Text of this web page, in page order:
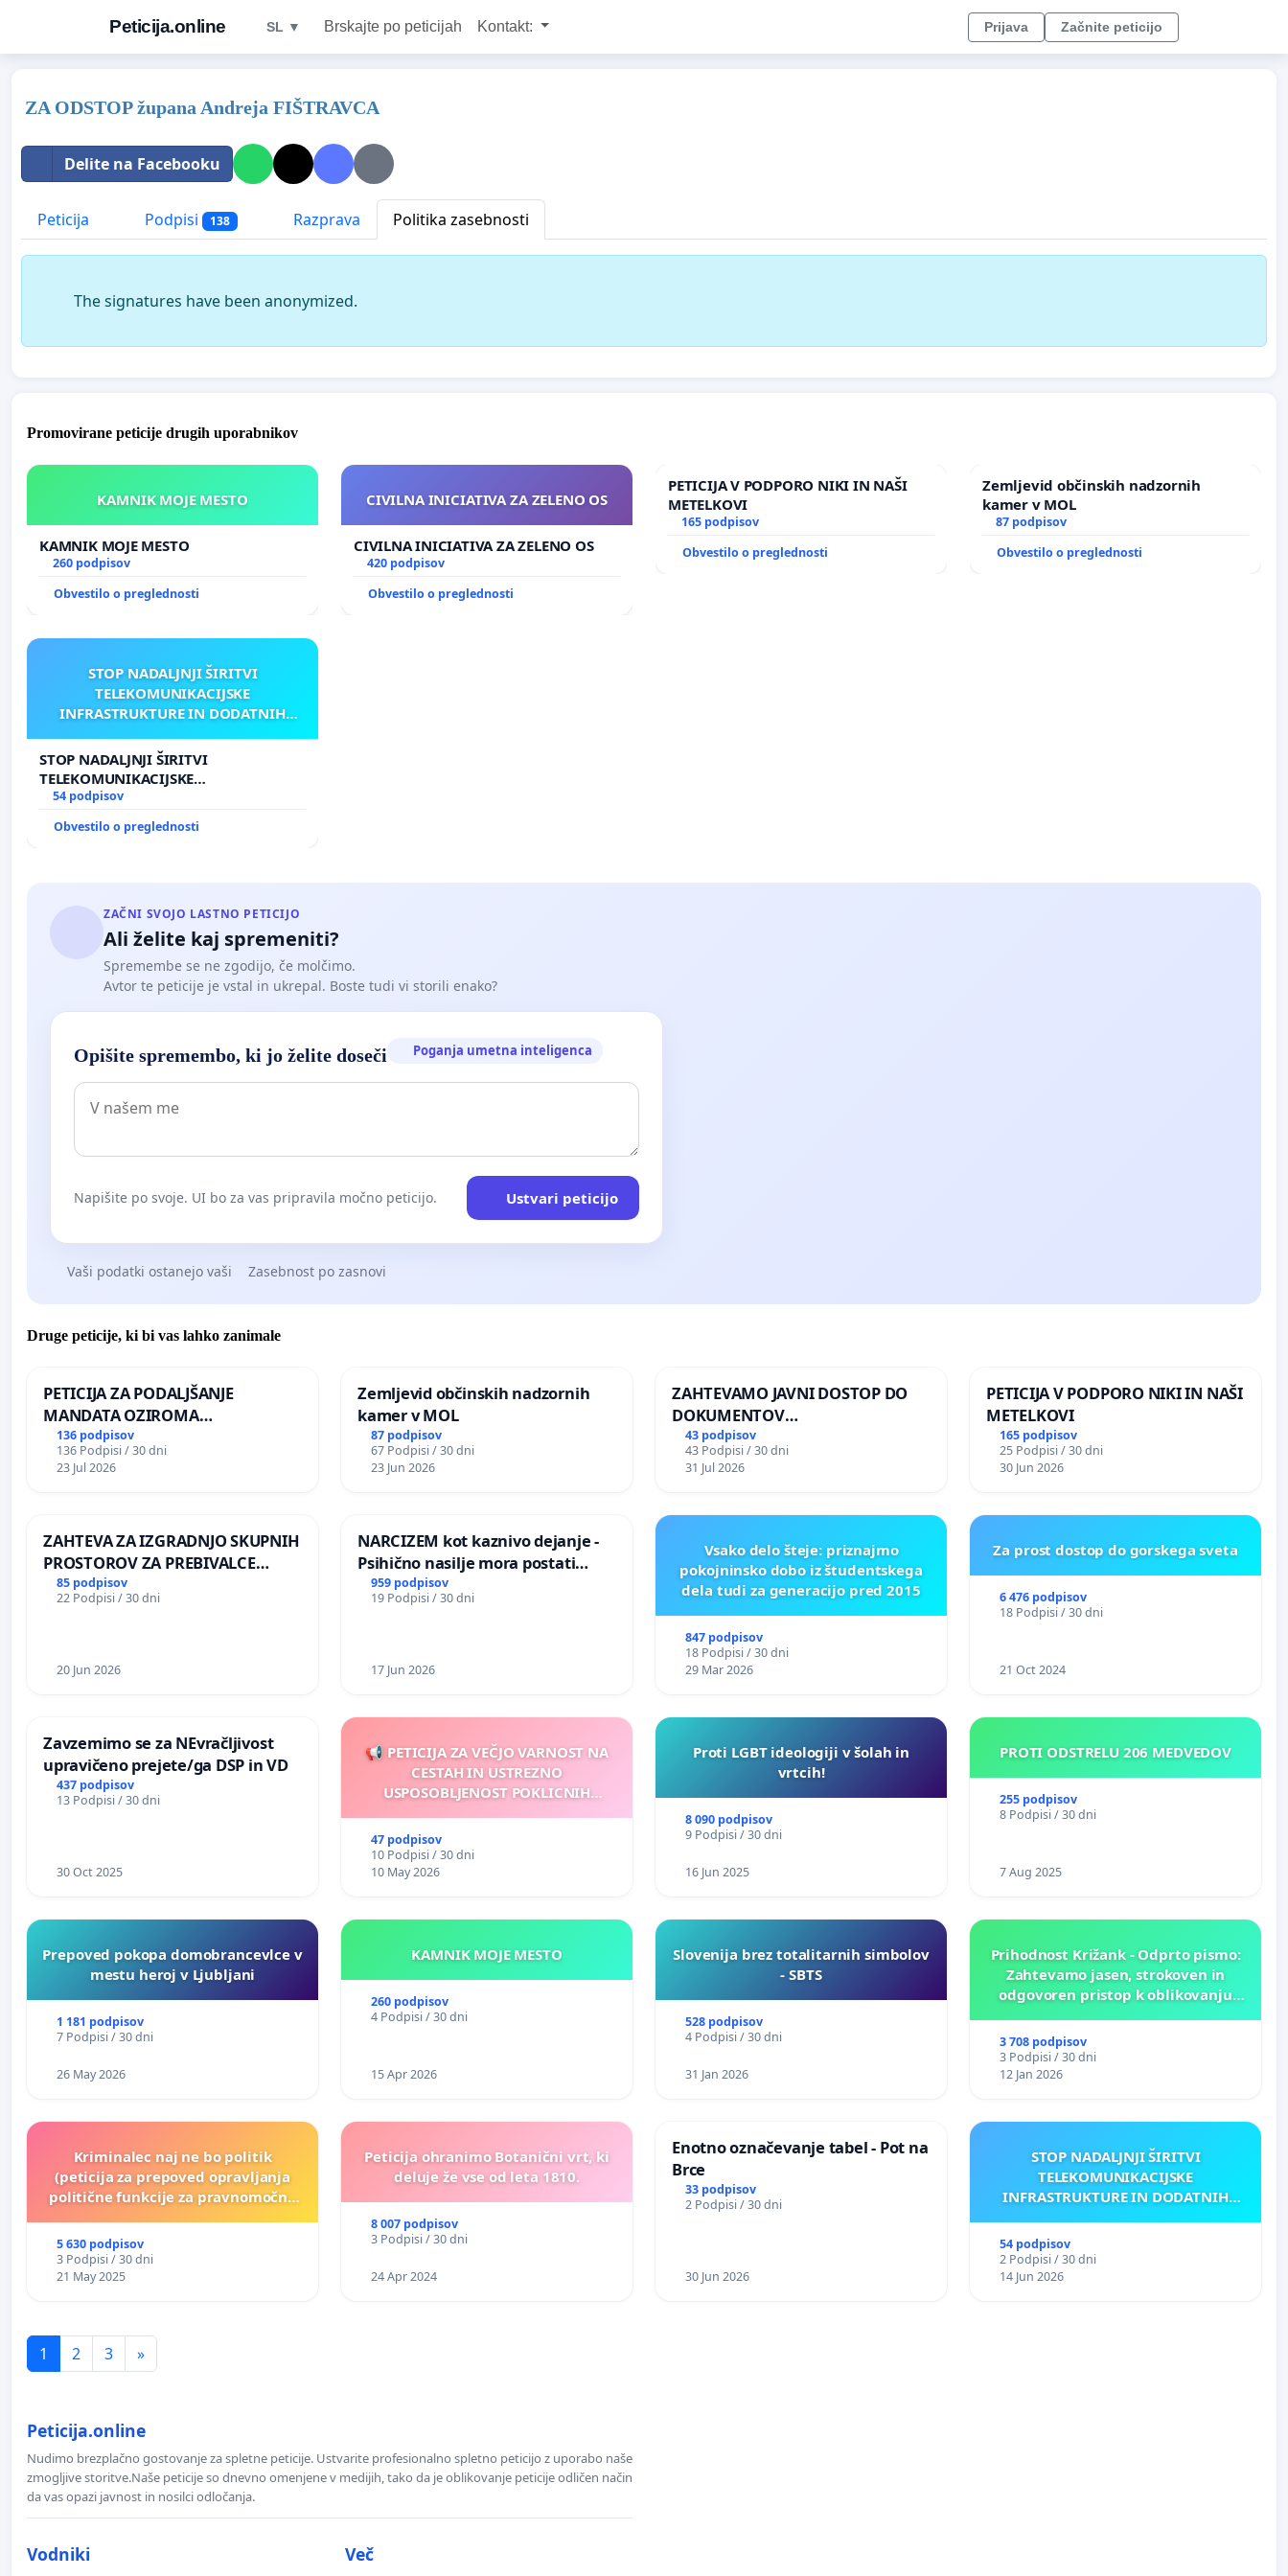
Peticija.online SL ▼ Brskajte po peticijah Kontakt: Prijava Začnite peticijo
ZA ODSTOP župana Andreja FIŠTRAVCA
Delite na Facebooku
Peticija Podpisi 138 Razprava Politika zasebnosti
The signatures have been anonymized.
Promovirane peticije drugih uporabnikov
KAMNIK MOJE MESTO
KAMNIK MOJE MESTO
260 podpisov
Obvestilo o preglednosti
CIVILNA INICIATIVA ZA ZELENO OS
CIVILNA INICIATIVA ZA ZELENO OS
420 podpisov
Obvestilo o preglednosti
PETICIJA V PODPORO NIKI IN NAŠI
METELKOVI
165 podpisov
Obvestilo o preglednosti
Zemljevid občinskih nadzornih
kamer v MOL
87 podpisov
Obvestilo o preglednosti
STOP NADALJNJI ŠIRITVI
TELEKOMUNIKACIJSKE
INFRASTRUKTURE IN DODATNIH
STOP NADALJNJI ŠIRITVI
TELEKOMUNIKACIJSKE
INFRASTRUKTURE IN DODATNIH
54 podpisov
Obvestilo o preglednosti
ZAČNI SVOJO LASTNO PETICIJO
Ali želite kaj spremeniti?
Spremembe se ne zgodijo, če molčimo.
Avtor te peticije je vstal in ukrepal. Boste tudi vi storili enako?
Opišite spremembo, ki jo želite doseči Poganja umetna inteligenca
Napišite po svoje. UI bo za vas pripravila močno peticijo. Ustvari peticijo
Vaši podatki ostanejo vaši Zasebnost po zasnovi
Druge peticije, ki bi vas lahko zanimale
PETICIJA ZA PODALJŠANJE
MANDATA OZIROMA
ČIMPREJŠNJO PONOVNO
NAPOTITEV GOSPODA BERNARDA
ŠRAJNERJA NA VELEPOSLANIŠTVO
136 podpisov
136 Podpisi / 30 dni
23 Jul 2026
Zemljevid občinskih nadzornih
kamer v MOL
87 podpisov
67 Podpisi / 30 dni
23 Jun 2026
ZAHTEVAMO JAVNI DOSTOP DO
DOKUMENTOV
PARLAMENTARNIH
PREISKOVALNIH KOMISIJ O
ILEGALNI TRGOVINI Z OROŽJEM
43 podpisov
43 Podpisi / 30 dni
31 Jul 2026
PETICIJA V PODPORO NIKI IN NAŠI
METELKOVI
165 podpisov
25 Podpisi / 30 dni
30 Jun 2026
ZAHTEVA ZA IZGRADNJO SKUPNIH
PROSTOROV ZA PREBIVALCE
KRAJEVNE SKUPNOSTI
PRESTRANEK
85 podpisov
22 Podpisi / 30 dni
20 Jun 2026
NARCIZEM kot kaznivo dejanje -
Psihično nasilje mora postati
enako prepoznano kot fizično
nasilje
959 podpisov
19 Podpisi / 30 dni
17 Jun 2026
Vsako delo šteje: priznajmo
pokojninsko dobo iz študentskega
dela tudi za generacijo pred 2015
847 podpisov
18 Podpisi / 30 dni
29 Mar 2026
Za prost dostop do gorskega sveta
6 476 podpisov
18 Podpisi / 30 dni
21 Oct 2024
Zavzemimo se za NEvračljivost
upravičeno prejete/ga DSP in VD
437 podpisov
13 Podpisi / 30 dni
30 Oct 2025
📢 PETICIJA ZA VEČJO VARNOST NA
CESTAH IN USTREZNO
USPOSOBLJENOST POKLICNIH
47 podpisov
10 Podpisi / 30 dni
10 May 2026
Proti LGBT ideologiji v šolah in
vrtcih!
8 090 podpisov
9 Podpisi / 30 dni
16 Jun 2025
PROTI ODSTRELU 206 MEDVEDOV
255 podpisov
8 Podpisi / 30 dni
7 Aug 2025
Prepoved pokopa domobrancevlce v
mestu heroj v Ljubljani
1 181 podpisov
7 Podpisi / 30 dni
26 May 2026
KAMNIK MOJE MESTO
260 podpisov
4 Podpisi / 30 dni
15 Apr 2026
Slovenija brez totalitarnih simbolov
- SBTS
528 podpisov
4 Podpisi / 30 dni
31 Jan 2026
Prihodnost Križank - Odprto pismo:
Zahtevamo jasen, strokoven in
odgovoren pristop k oblikovanju
3 708 podpisov
3 Podpisi / 30 dni
12 Jan 2026
Kriminalec naj ne bo politik
(peticija za prepoved opravljanja
politične funkcije za pravnomočno
5 630 podpisov
3 Podpisi / 30 dni
21 May 2025
Peticija ohranimo Botanični vrt, ki
deluje že vse od leta 1810.
8 007 podpisov
3 Podpisi / 30 dni
24 Apr 2024
Enotno označevanje tabel - Pot na
Brce
33 podpisov
2 Podpisi / 30 dni
30 Jun 2026
STOP NADALJNJI ŠIRITVI
TELEKOMUNIKACIJSKE
INFRASTRUKTURE IN DODATNIH
54 podpisov
2 Podpisi / 30 dni
14 Jun 2026
1 2 3 »
Peticija.online
Nudimo brezplačno gostovanje za spletne peticije. Ustvarite profesionalno spletno peticijo z uporabo naše
zmogljive storitve.Naše peticije so dnevno omenjene v medijih, tako da je oblikovanje peticije odličen način
da vas opazi javnost in nosilci odločanja.
Vodniki Več